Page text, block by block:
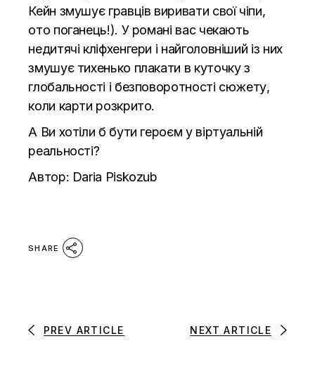
Кейн змушує гравців виривати свої чіпи,
ото поганець!). У романі вас чекають
недитячі кліфхенгери і найголовніший із них
змушує тихенько плакати в куточку з
глобальності і безповоротності сюжету,
коли карти розкрито.
А Ви хотіли б бути героєм у віртуальній
реальності?
Автор: Daria Piskozub
SHARE
PREV ARTICLE NEXT ARTICLE